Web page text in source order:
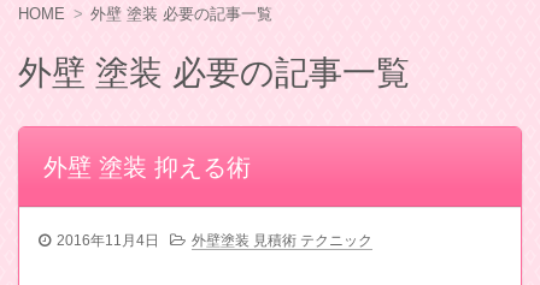
コ
テ
ン
へ
動
HOME 外壁 塗装 必要の記事一覧
外壁 塗装 必要の記事一覧
外壁 塗装 抑える術
2016年11月4日 外壁塗装 見積術 テクニック